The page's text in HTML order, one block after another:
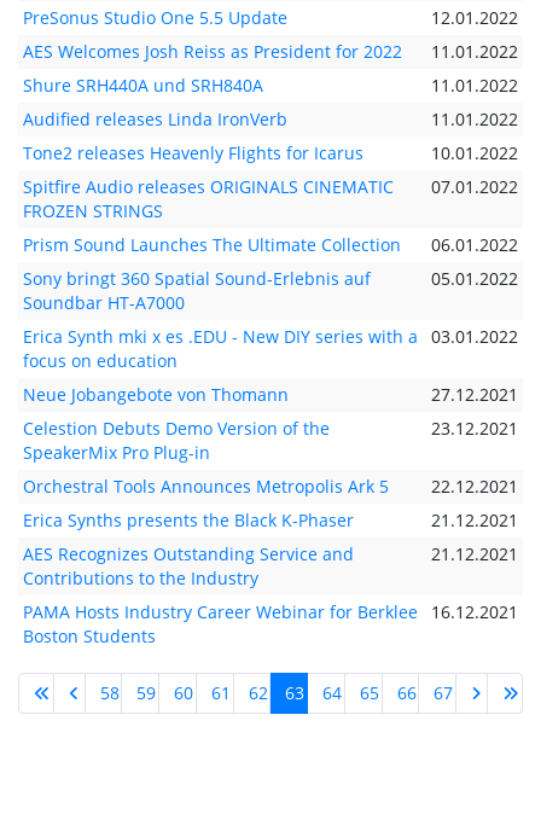
PreSonus Studio One 5.5 Update
12.01.2022
AES Welcomes Josh Reiss as President for 2022
11.01.2022
Shure SRH440A und SRH840A
11.01.2022
Audified releases Linda IronVerb
11.01.2022
Tone2 releases Heavenly Flights for Icarus
10.01.2022
Spitfire Audio releases ORIGINALS CINEMATIC
FROZEN STRINGS
07.01.2022
Prism Sound Launches The Ultimate Collection
06.01.2022
Sony bringt 360 Spatial Sound-Erlebnis auf
Soundbar HT-A7000
05.01.2022
Erica Synth mki x es .EDU - New DIY series with a
focus on education
03.01.2022
Neue Jobangebote von Thomann
27.12.2021
Celestion Debuts Demo Version of the
SpeakerMix Pro Plug-in
23.12.2021
Orchestral Tools Announces Metropolis Ark 5
22.12.2021
Erica Synths presents the Black K-Phaser
21.12.2021
AES Recognizes Outstanding Service and
Contributions to the Industry
21.12.2021
PAMA Hosts Industry Career Webinar for Berklee
Boston Students
16.12.2021
58 59 60 61 62 63 64 65 66 67